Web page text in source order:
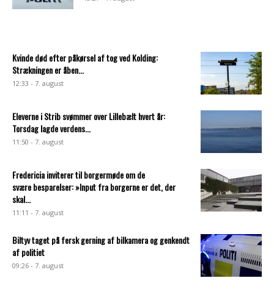
Kvinde død efter påkørsel af tog ved Kolding:
Strækningen er åben...
12:33 - 7. august
Eleverne i Strib svømmer over Lillebælt hvert år:
Torsdag lagde verdens...
11:50 - 7. august
Fredericia inviterer til borgermøde om de
svære besparelser: »Input fra borgerne er det, der
skal...
11:11 - 7. august
Biltyv taget på fersk gerning af bilkamera og genkendt
af politiet
09:26 - 7. august